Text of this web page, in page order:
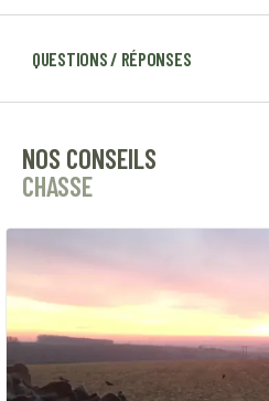
QUESTIONS / RÉPONSES
NOS CONSEILS
CHASSE